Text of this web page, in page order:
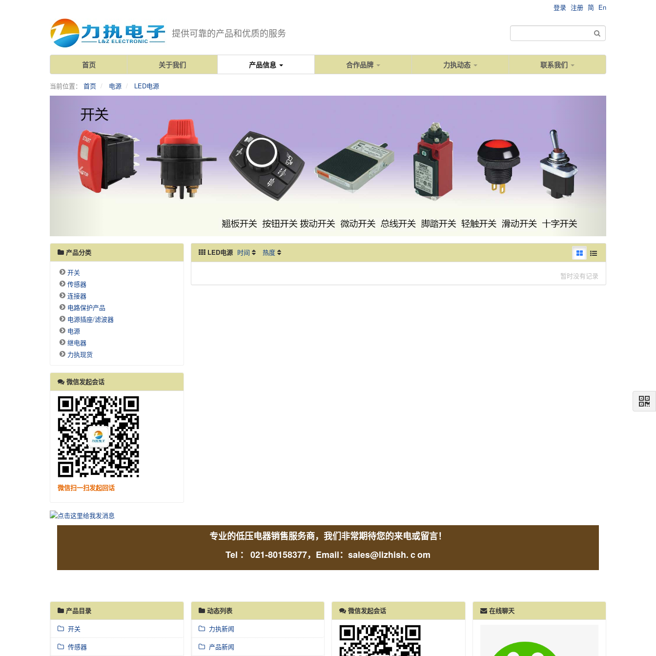
登录 注册 简 En
提供可靠的产品和优质的服务
首页 关于我们 产品信息 合作品牌 力执动态 联系我们
当前位置： 首页 电源 LED电源
LED电源 时间 热度
暂时没有记录
产品分类
开关
传感器
连接器
电路保护产品
电源插座/滤波器
电源
继电器
力执现货
微信发起会话
微信扫一扫发起回话
专业的低压电器销售服务商，我们非常期待您的来电或留言！
Tel ： 021-80158377，Email：sales@lizhish.com
产品目录
开关
传感器
动态列表
力执新闻
产品新闻
微信发起会话 在线聊天